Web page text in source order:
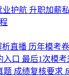
业护航 升职加薪
析直播 历年模考卷
入口 最后1次模考
题 成绩复核要求